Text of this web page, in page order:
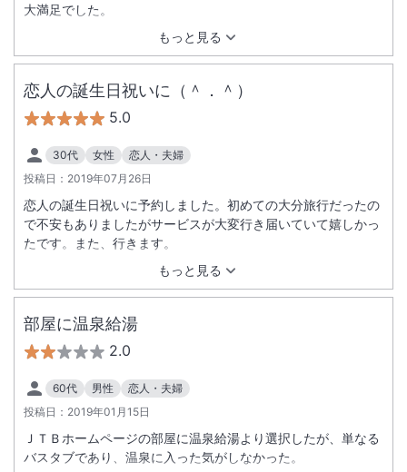
もっと見る
大満足でした。
恋人の誕生日祝いに（＾．＾）
5.0
30代 女性
恋人・夫婦
投稿日： 2019年07月26日
もっと見る
恋人の誕生日祝いに予約しました。初めての大分旅行だったの
で不安もありましたがサービスが大変行き届いていて嬉しかっ
たです。また、行きます。
部屋に温泉給湯
2.0
60代 男性
恋人・夫婦
投稿日： 2019年01月15日
ＪＴＢホームページの部屋に温泉給湯より選択したが、単なる
バスタブであり、温泉に入った気がしなかった。